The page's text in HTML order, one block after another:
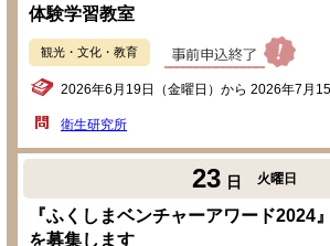
体験学習教室
観光・文化・教育
2026年6月19日（金曜日）から 2026年7月
衛生研究所
23 日 火曜日
『ふくしまベンチャーアワード2024
を募集します